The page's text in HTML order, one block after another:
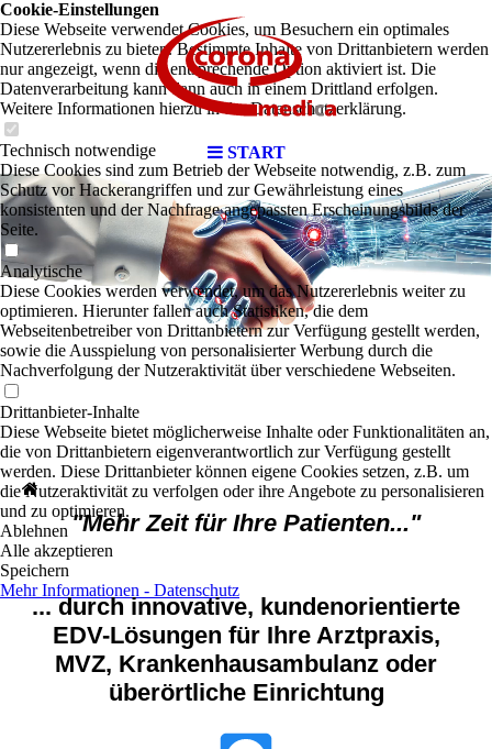
START
"Mehr Zeit für Ihre Patienten..."
... durch innovative, kundenorientierte
EDV-Lösungen für Ihre Arztpraxis,
MVZ, Krankenhausambulanz oder
überörtliche Einrichtung
Cookie-Einstellungen
Diese Webseite verwendet Cookies, um Besuchern ein optimales
Nutzererlebnis zu bieten. Bestimmte Inhalte von Drittanbietern werden
nur angezeigt, wenn die entsprechende Option aktiviert ist. Die
Datenverarbeitung kann dann auch in einem Drittland erfolgen.
Weitere Informationen hierzu in der Datenschutzerklärung.
Technisch notwendige
Diese Cookies sind zum Betrieb der Webseite notwendig, z.B. zum
Schutz vor Hackerangriffen und zur Gewährleistung eines
konsistenten und der Nachfrage angepassten Erscheinungsbilds der
Seite.
Analytische
Diese Cookies werden verwendet, um das Nutzererlebnis weiter zu
optimieren. Hierunter fallen auch Statistiken, die dem
Webseitenbetreiber von Drittanbietern zur Verfügung gestellt werden,
sowie die Ausspielung von personalisierter Werbung durch die
Nachverfolgung der Nutzeraktivität über verschiedene Webseiten.
Drittanbieter-Inhalte
Diese Webseite bietet möglicherweise Inhalte oder Funktionalitäten an,
die von Drittanbietern eigenverantwortlich zur Verfügung gestellt
werden. Diese Drittanbieter können eigene Cookies setzen, z.B. um
die Nutzeraktivität zu verfolgen oder ihre Angebote zu personalisieren
und zu optimieren.
Ablehnen
Alle akzeptieren
Speichern
Mehr Informationen - Datenschutz